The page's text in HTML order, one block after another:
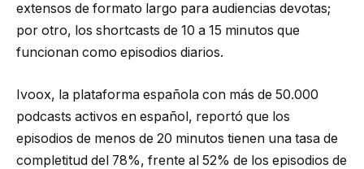
extensos de formato largo para audiencias devotas;
por otro, los shortcasts de 10 a 15 minutos que
funcionan como episodios diarios.
Ivoox, la plataforma española con más de 50.000
podcasts activos en español, reportó que los
episodios de menos de 20 minutos tienen una tasa de
completitud del 78%, frente al 52% de los episodios de